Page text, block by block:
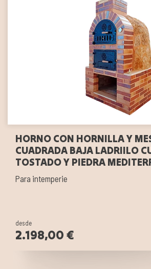
HORNO CON HORNILLA Y
CUADRADA BAJA LADRIILO
TOSTADO Y PIEDRA
Para intemperie
desde
2.198,00 €